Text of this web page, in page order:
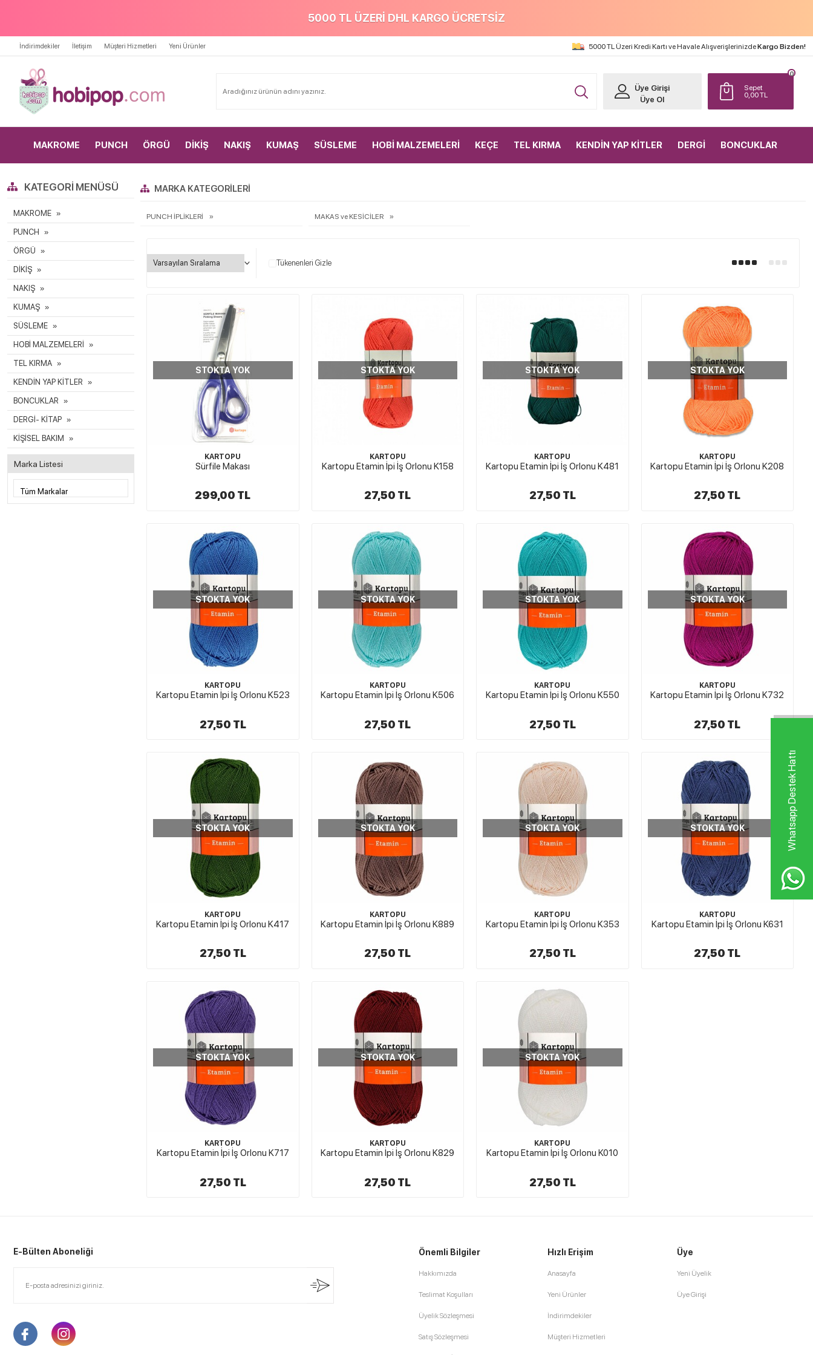
Whatsapp Destek Hattı
5000 TL ÜZERİ DHL KARGO ÜCRETSİZ
İndirimdekiler İletişim Müşteri Hizmetleri Yeni Ürünler 5000 TL Üzeri Kredi Kartı ve Havale AlışverişlerinizdeKargo Bizden!
Sepet
0,00TL
0
Üye Girişi
Üye Ol
MAKROME PUNCH ÖRGÜ DİKİŞ NAKIŞ KUMAŞ SÜSLEME HOBİ MALZEMELERİ KEÇE TEL KIRMA KENDİN YAP KİTLER DERGİ BONCUKLAR
KATEGORI MENÜSÜ
MAKROME
PUNCH
ÖRGÜ
DİKİŞ
NAKIŞ
KUMAŞ
SÜSLEME
HOBİ MALZEMELERİ
TEL KIRMA
KENDİN YAP KİTLER
BONCUKLAR
DERGİ- KİTAP
KİŞİSEL BAKIM
Marka Listesi
MARKA KATEGORILERI
PUNCH İPLİKLERİ MAKAS ve KESİCİLER
Tükenenleri Gizle
STOKTA YOK
KARTOPU
Sürfile Makası
299,00 TL
STOKTA YOK
KARTOPU
Kartopu Etamin İpi İş Orlonu K158
27,50 TL
STOKTA YOK
KARTOPU
Kartopu Etamin İpi İş Orlonu K481
27,50 TL
STOKTA YOK
KARTOPU
Kartopu Etamin İpi İş Orlonu K208
27,50 TL
STOKTA YOK
KARTOPU
Kartopu Etamin İpi İş Orlonu K523
27,50 TL
STOKTA YOK
KARTOPU
Kartopu Etamin İpi İş Orlonu K506
27,50 TL
STOKTA YOK
KARTOPU
Kartopu Etamin İpi İş Orlonu K550
27,50 TL
STOKTA YOK
KARTOPU
Kartopu Etamin İpi İş Orlonu K732
27,50 TL
STOKTA YOK
KARTOPU
Kartopu Etamin İpi İş Orlonu K417
27,50 TL
STOKTA YOK
KARTOPU
Kartopu Etamin İpi İş Orlonu K889
27,50 TL
STOKTA YOK
KARTOPU
Kartopu Etamin İpi İş Orlonu K353
27,50 TL
STOKTA YOK
KARTOPU
Kartopu Etamin İpi İş Orlonu K631
27,50 TL
STOKTA YOK
KARTOPU
Kartopu Etamin İpi İş Orlonu K717
27,50 TL
STOKTA YOK
KARTOPU
Kartopu Etamin İpi İş Orlonu K829
27,50 TL
STOKTA YOK
KARTOPU
Kartopu Etamin İpi İş Orlonu K010
27,50 TL
E-Bülten Aboneliği Önemli Bilgiler
Hakkımızda
Teslimat Koşulları
Üyelik Sözleşmesi
Satış Sözleşmesi
Hızlı Erişim
Anasayfa
Yeni Ürünler
İndirimdekiler
Müşteri Hizmetleri
Üye
Yeni Üyelik
Üye Girişi